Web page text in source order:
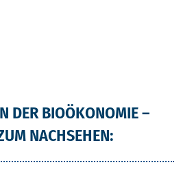
DER BIOÖKONOMIE –
NACHSEHEN: